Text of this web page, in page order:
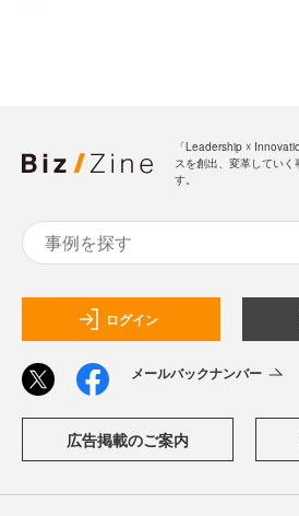
「Leadership ☓
スを創出、変革してい
す。
ログイン
メールバックナンバー
広告掲載のご案内